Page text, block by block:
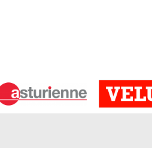
de s'adresser à Limbergere
il respecte les délais qui ont été
de nettoyage des